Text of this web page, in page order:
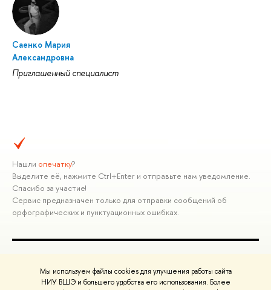
Мы используем файлы cookies для улучшения работы сайта
НИУ ВШЭ и большего удобства его использования. Более
Саенко Мария
Александровна
Приглашенный специалист
Нашли опечатку?
Выделите её, нажмите Ctrl+Enter и отправьте нам уведомление.
Спасибо за участие!
Сервис предназначен только для отправки сообщений об
орфографических и пунктуационных ошибках.
Министерство науки и высшего образования РФ